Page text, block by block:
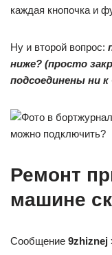
каждая кнопочка и
Ну и второй вопрос:
ниже? (просто
подсоединены ни к
можно подключить?
Ремонт
машине
Сообщение 9zhiznej